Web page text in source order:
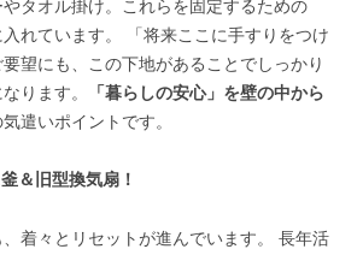
タオル掛け。これらを固定するための
入れています。 「将来ここに手すりをつけ
望にも、この下地があることでしっかり
ります。
「暮らしの安心」を壁の中から
気遣いポイントです。
＆旧型換気扇！
着々とリセットが進んでいます。 長年活